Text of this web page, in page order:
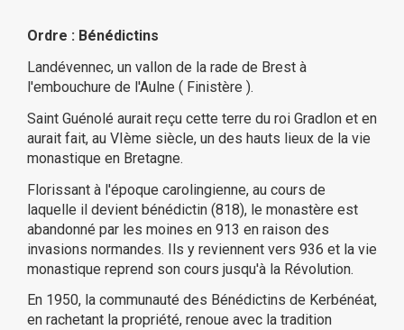
Ordre : Bénédictins
Landévennec, un vallon de la rade de Brest à
l'embouchure de l'Aulne ( Finistère ).
Saint Guénolé aurait reçu cette terre du roi Gradlon et en
aurait fait, au VIème siècle, un des hauts lieux de la vie
monastique en Bretagne.
Florissant à l'époque carolingienne, au cours de
laquelle il devient bénédictin (818), le monastère est
abandonné par les moines en 913 en raison des
invasions normandes. Ils y reviennent vers 936 et la vie
monastique reprend son cours jusqu'à la Révolution.
En 1950, la communauté des Bénédictins de Kerbénéat,
en rachetant la propriété, renoue avec la tradition